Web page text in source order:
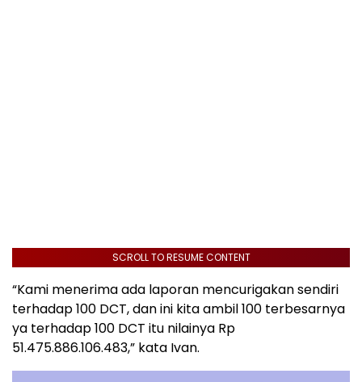
SCROLL TO RESUME CONTENT
“Kami menerima ada laporan mencurigakan sendiri
terhadap 100 DCT, dan ini kita ambil 100 terbesarnya
ya terhadap 100 DCT itu nilainya Rp
51.475.886.106.483,” kata Ivan.